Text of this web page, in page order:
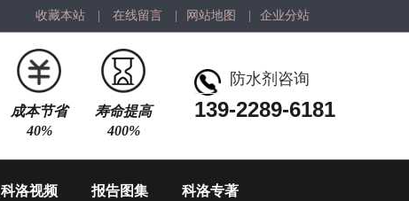
收藏本站 在线留言 网站地图 企业分站
防水剂咨询
139-2289-6181
成本节省
40%
寿命提高
400%
科洛视频 报告图集 科洛专著